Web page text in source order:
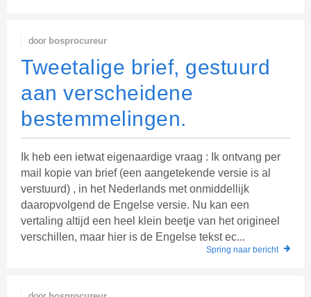
door bosprocureur
Tweetalige brief, gestuurd
aan verscheidene
bestemmelingen.
Ik heb een ietwat eigenaardige vraag : Ik ontvang per
mail kopie van brief (een aangetekende versie is al
verstuurd) , in het Nederlands met onmiddellijk
daaropvolgend de Engelse versie. Nu kan een
vertaling altijd een heel klein beetje van het origineel
verschillen, maar hier is de Engelse tekst ec...
Spring naar bericht